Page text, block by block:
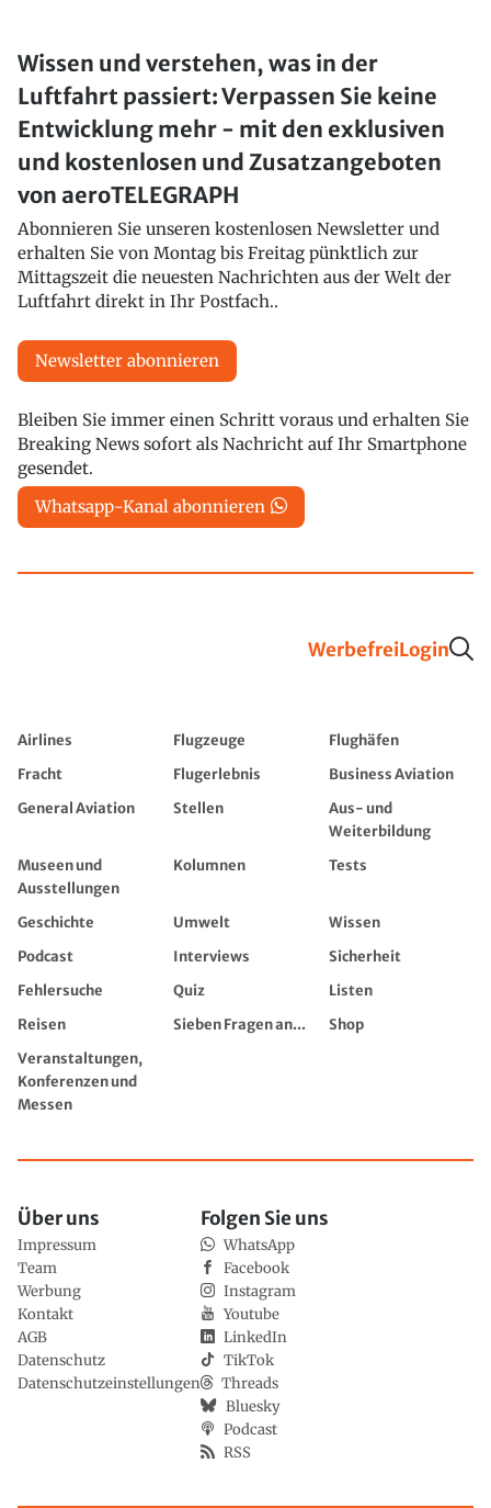
Wissen und verstehen, was in der
Luftfahrt passiert: Verpassen Sie keine
Entwicklung mehr - mit den exklusiven
und kostenlosen und Zusatzangeboten
von aeroTELEGRAPH
Abonnieren Sie unseren kostenlosen Newsletter und
erhalten Sie von Montag bis Freitag pünktlich zur
Mittagszeit die neuesten Nachrichten aus der Welt der
Luftfahrt direkt in Ihr Postfach..
Newsletter abonnieren
Bleiben Sie immer einen Schritt voraus und erhalten Sie
Breaking News sofort als Nachricht auf Ihr Smartphone
gesendet.
Whatsapp-Kanal abonnieren
WerbefreiLogin
Airlines Flugzeuge
Flughäfen
Fracht
Flugerlebnis
Business Aviation
General Aviation
Stellen
Aus- und
Weiterbildung
Museen und
Ausstellungen
Kolumnen Tests
Geschichte Umwelt
Wissen
Podcast
Interviews
Sicherheit
Fehlersuche
Quiz
Listen
Reisen
Sieben Fragen an...
Shop
Veranstaltungen,
Konferenzen und
Messen
Über uns
Impressum
Team
Werbung
Kontakt
AGB
Datenschutz
Datenschutzeinstellungen
Folgen Sie uns
WhatsApp
Facebook
Instagram
Youtube
LinkedIn
TikTok
Threads
Bluesky
Podcast
RSS